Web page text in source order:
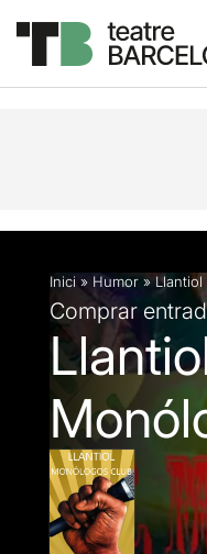
Descripció
Inici » Humor »
Comprar